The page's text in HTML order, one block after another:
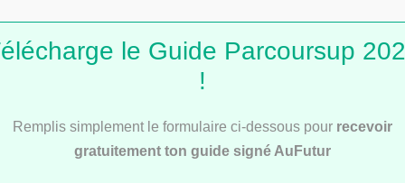
Lettres de motivation Parcoursup : 101
le Guide Parcoursup
!
Remplis simplement le formulaire ci-dessous pour recevoir
gratuitement ton guide signé AuFutur